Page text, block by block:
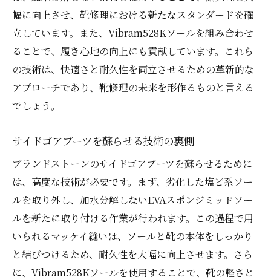
幅に向上させ、靴修理における新たなスタンダードを確
立しています。また、Vibram528Kソールを組み合わせ
ることで、履き心地の向上にも貢献しています。これら
の技術は、快適さと耐久性を両立させるための革新的な
アプローチであり、靴修理の未来を形作るものと言える
でしょう。
サイドゴアブーツを蘇らせる技術の裏側
ブランドストーンのサイドゴアブーツを蘇らせるために
は、高度な技術が必要です。まず、劣化した塩ビ系ソー
ルを取り外し、加水分解しないEVAスポンジミッドソー
ルを新たに取り付ける作業が行われます。この過程で用
いられるマッケイ縫いは、ソールと靴の本体をしっかり
と結びつけるため、耐久性を大幅に向上させます。さら
に、Vibram528Kソールを使用することで、靴の軽さと